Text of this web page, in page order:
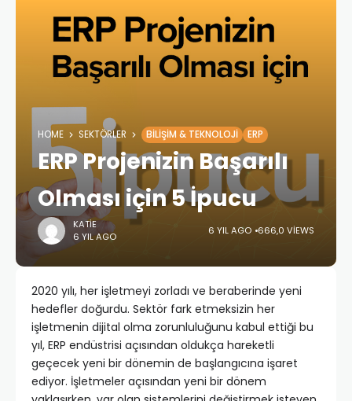
HOME SEKTÖRLER BILIŞIM & TEKNOLOJI ERP
ERP Projenizin Başarılı
Olması için 5 İpucu
KATIE
6 YIL AGO
6 YIL AGO 666,0 VIEWS
2020 yılı, her işletmeyi zorladı ve beraberinde yeni
hedefler doğurdu. Sektör fark etmeksizin her
işletmenin dijital olma zorunluluğunu kabul ettiği bu
yıl, ERP endüstrisi açısından oldukça hareketli
geçecek yeni bir dönemin de başlangıcına işaret
ediyor. İşletmeler açısından yeni bir dönem